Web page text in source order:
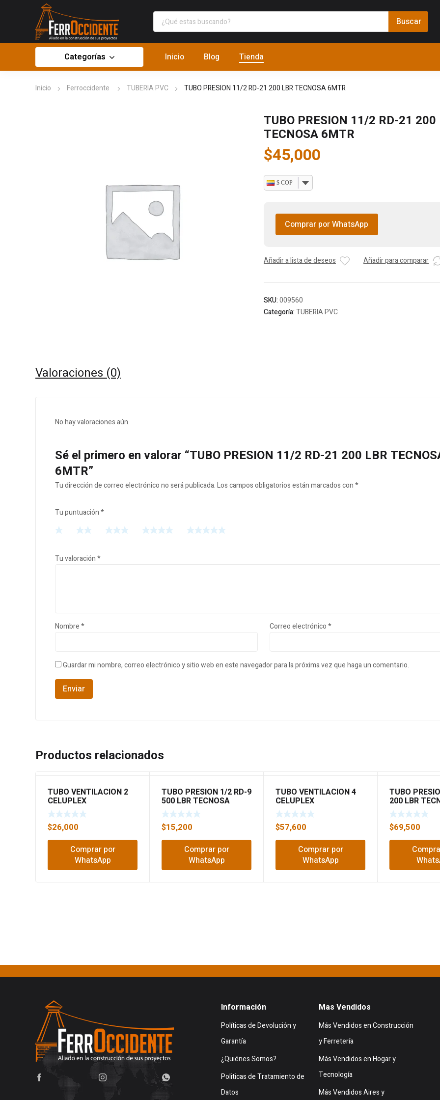
Categorías Inicio Blog Tienda
Inicio Ferroccidente TUBERIA PVC TUBO PRESION 11/2 RD-21 200 LBR TECNOSA 6MTR
TUBO PRESION 11/2 RD-21 200
TECNOSA 6MTR
$45,000
$ COP
Comprar por WhatsApp
Añadir a lista de deseos Añadir para comparar
SKU:009560
Categoría:TUBERIA PVC
Valoraciones (0)
No hay valoraciones aún.
Sé el primero en valorar “TUBO PRESION 11/2 RD-21 200 LBR
6MTR”
Tu dirección de correo electrónico no será publicada.Los campos obligatorios están marcados con*
Tu puntuación*
Tu valoración*
Nombre* Correo electrónico*
Guardar mi nombre, correo electrónico y sitio web en este navegador para la próxima vez que haga un comentario.
Productos relacionados
TUBO VENTILACION 2
CELUPLEX
$26,000
Comprar por
WhatsApp
TUBO PRESION 1/2 RD-9
500 LBR TECNOSA
6MTR
$15,200
Comprar por
WhatsApp
TUBO VENTILACION 4
CELUPLEX
$57,600
Comprar por
WhatsApp
TUBO
200 LBR
6MTR
$69,500
Información
Políticas de Devolución y
Garantía
¿Quiénes Somos?
Politicas de Tratamiento de
Datos
Mas Vendidos
Más Vendidos en Construcción
y Ferretería
Más Vendidos en Hogar y
Tecnología
Más Vendidos Aires y